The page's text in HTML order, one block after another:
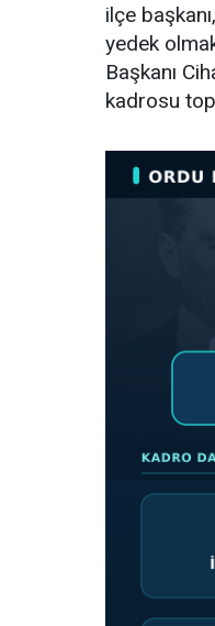
ilçe
yedek
Başkanı
kadrosu